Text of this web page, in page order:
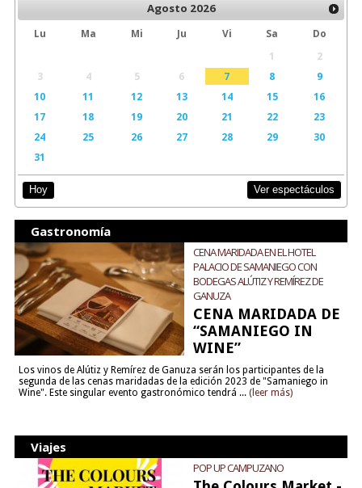
Agosto 2026
Lu Ma Mi Ju Vi Sa
Do
1
2
3
4 5 6 7 8
9
10
11 12 13 14 15
16
17
18 19 20 21 22
23
24
25 26 27 28 29
30
31
Hoy Ver espectáculos
Gastronomía
CENA MARIDADA EN EL HOTEL
PALACIO DE SAMANIEGO CON
BODEGAS ALÚTIZ Y REMÍREZ DE
GANUZA
CENA MARIDADA DE
“SAMANIEGO IN
WINE”
Los vinos de Alútiz y Remírez de Ganuza serán los participantes de la
segunda de las cenas maridadas de la edición 2023 de "Samaniego in
Wine". Este singular evento gastronómico tendrá ... (leer más)
Viajes
POP UP CAMPUZANO